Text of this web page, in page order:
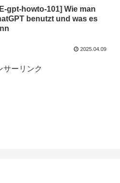
gpt-howto-101] Wie man
benutzt und was es
2025.04.09
サーリンク